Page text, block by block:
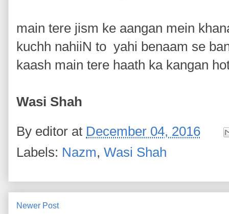
main tere jism ke aangan mein
kuchh nahiiN to yahi benaam se
kaash main tere haath ka kangan
Wasi Shah
By editor at December 04, 2016
Labels: Nazm, Wasi Shah
Newer Post